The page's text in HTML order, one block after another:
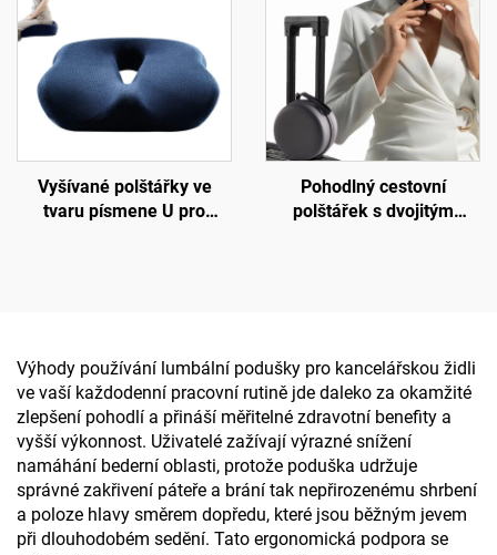
Vyšívané polštářky ve
tvaru písmene U pro
Pohodlný cestovní
polštářek s dvojitým
Výhody používání lumbální podušky pro kancelářskou židli
ve vaší každodenní pracovní rutině jde daleko za okamžité
zlepšení pohodlí a přináší měřitelné zdravotní benefity a
vyšší výkonnost. Uživatelé zažívají výrazné snížení
namáhání bederní oblasti, protože poduška udržuje
správné zakřivení páteře a brání tak nepřirozenému shrbení
a poloze hlavy směrem dopředu, které jsou běžným jevem
při dlouhodobém sedění. Tato ergonomická podpora se